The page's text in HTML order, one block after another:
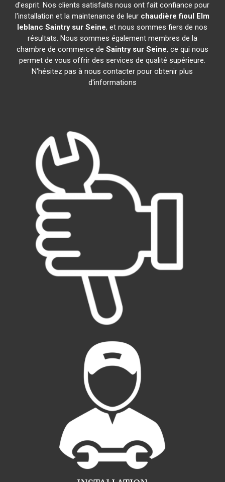
d'esprit. Nos clients satisfaits nous ont fait confiance pour
l'installation et la maintenance de leur chaudière fioul Elm
leblanc Saintry sur Seine, et nous sommes fiers de nos
résultats. Nous sommes également membres de la
chambre de commerce de Saintry sur Seine, ce qui nous
permet de vous offrir des services de qualité supérieure.
N'hésitez pas à nous contacter pour obtenir plus
d'informations